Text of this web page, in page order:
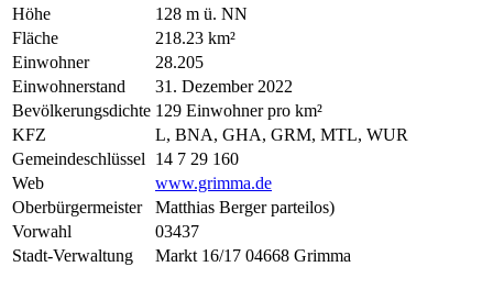
Höhe
128 m ü. NN
Fläche
218.23 km²
Einwohner
28.205
Einwohnerstand
31. Dezember 2022
Bevölkerungsdichte 129 Einwohner pro km²
KFZ
L, BNA, GHA, GRM, MTL, WUR
Gemeindeschlüssel
14 7 29 160
Web
www.grimma.de
Oberbürgermeister
Matthias Berger parteilos)
Vorwahl
03437
Stadt-Verwaltung
Markt 16/17 04668 Grimma